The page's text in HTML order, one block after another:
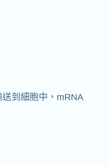
到細胞中，mRNA